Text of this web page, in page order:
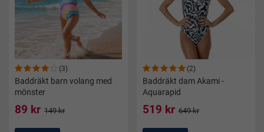
(3)
Baddräkt barn volang med
mönster
89 kr 149 kr
(2)
Baddräkt dam Akami -
Aquarapid
519 kr 649 kr